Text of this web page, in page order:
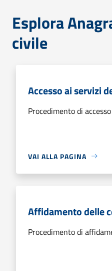
Esplora
civile
Accesso ai servizi
Procedimento di
VAI ALLA PAGINA
Affidamento delle
Procedimento di